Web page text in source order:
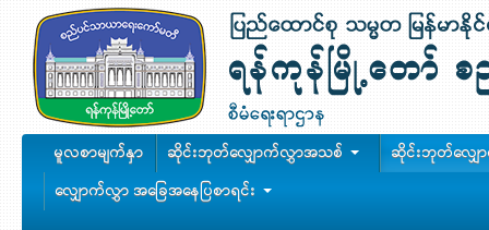
မူလစာမျက်နှာ ဆိုင်းဘုတ်လျှောက်လွှာအသစ်
ဆိုင်းဘုတ်လျှေ
လျှောက်လွှာ အခြေအနေပြစာရင်း